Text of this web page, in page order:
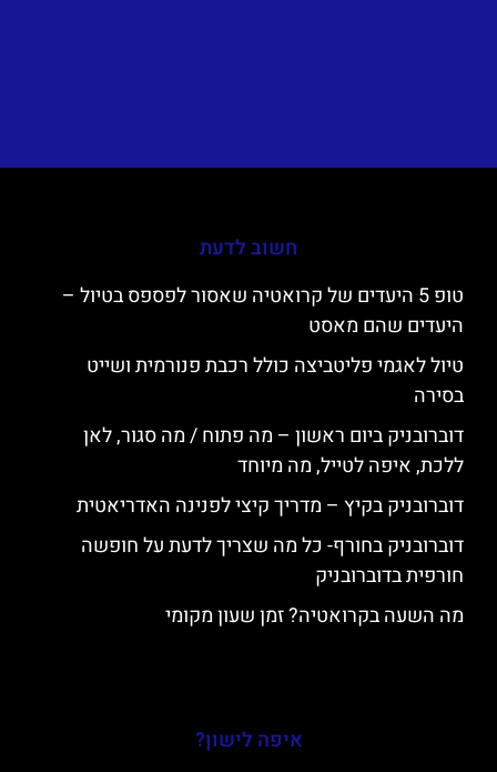
חשוב לדעת
טופ 5 היעדים של קרואטיה שאסור לפספס בטיול –
היעדים שהם מאסט
טיול לאגמי פליטביצה כולל רכבת פנורמית ושייט
בסירה
דוברובניק ביום ראשון – מה פתוח / מה סגור, לאן
ללכת, איפה לטייל, מה מיוחד
דוברובניק בקיץ – מדריך קיצי לפנינה האדריאטית
דוברובניק בחורף- כל מה שצריך לדעת על חופשה
חורפית בדוברובניק
מה השעה בקרואטיה? זמן שעון מקומי
איפה לישון?